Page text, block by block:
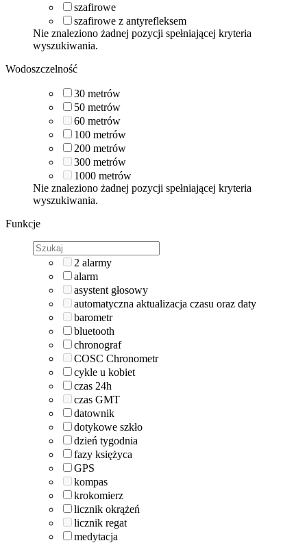
szafirowe
szafirowe z antyrefleksem
Nie znaleziono żadnej pozycji spełniającej kryteria
wyszukiwania.
Wodoszczelność
30 metrów
50 metrów
60 metrów
100 metrów
200 metrów
300 metrów
1000 metrów
Nie znaleziono żadnej pozycji spełniającej kryteria
wyszukiwania.
Funkcje
2 alarmy
alarm
asystent głosowy
automatyczna aktualizacja czasu oraz daty
barometr
bluetooth
chronograf
COSC Chronometr
cykle u kobiet
czas 24h
czas GMT
datownik
dotykowe szkło
dzień tygodnia
fazy księżyca
GPS
kompas
krokomierz
licznik okrążeń
licznik regat
medytacja